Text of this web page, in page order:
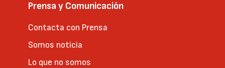
Prensa y Comunicación
Contacta con Prensa
Somos noticia
Lo que no somos